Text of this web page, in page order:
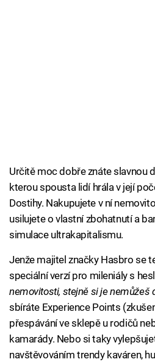
Určitě moc dobře znáte slavnou
kterou spousta lidí hrála v její
Dostihy. Nakupujete v ní
usilujete o vlastní zbohatnutí a
simulace ultrakapitalismu.
Jenže majitel značky Hasbro se
speciální verzí pro mileniály s
nemovitosti, stejně si je nemůžeš
sbíráte Experience Points
přespávání ve sklepě u rodičů
kamarády. Nebo si taky
navštěvováním trendy kaváren,